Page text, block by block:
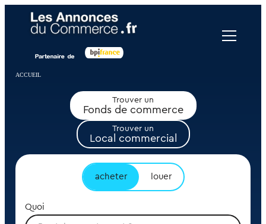
ACCUEIL
Trouver un
Fonds de commerce
Trouver un
Local commercial
acheter louer
Quoi
Panneau de gestion des cookies